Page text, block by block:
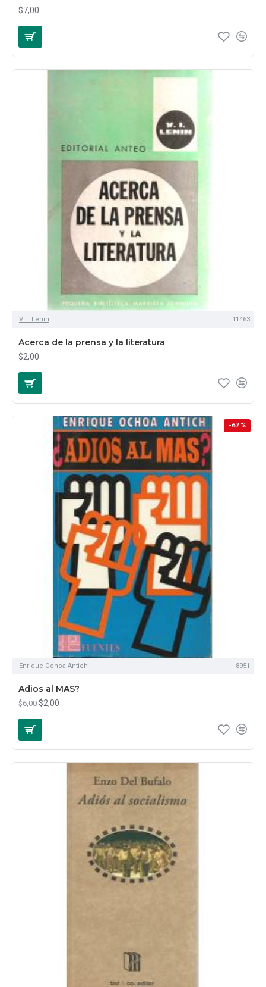
$7,00
V. I. Lenin 11463
Acerca de la prensa y la literatura
$2,00
-67 %
Enrique Ochoa Antich 8951
Adios al MAS?
$6,00 $2,00